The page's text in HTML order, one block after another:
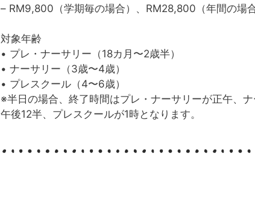
– RM9,800（学期毎の場合）、RM28,800（年間の場合
対象年齢
• プレ・ナーサリー（18カ月〜2歳半）
• ナーサリー（3歳〜4歳）
• プレスクール（4〜6歳）
※半日の場合、終了時間はプレ・ナーサリーが正午、
午後12半、プレスクールが1時となります。